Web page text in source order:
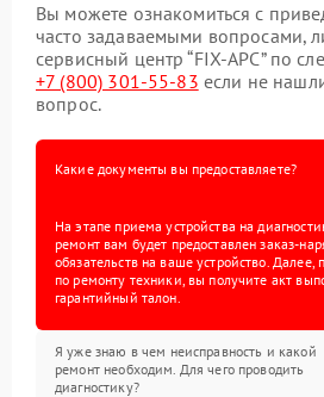
Вы можете ознакомиться с
часто задаваемыми вопросами,
сервисный центр “FIX-APC” по
+7 (800) 301-55-83 если не
вопрос.
Какие документы вы предоставляете?
На этапе приема устройства на
ремонт вам будет предоставлен заказ-
обязательств на ваше устройство. Далее,
по ремонту техники, вы получите акт
гарантийный талон.
Я уже знаю в чем неисправность и какой
ремонт необходим. Для чего проводить
диагностику?